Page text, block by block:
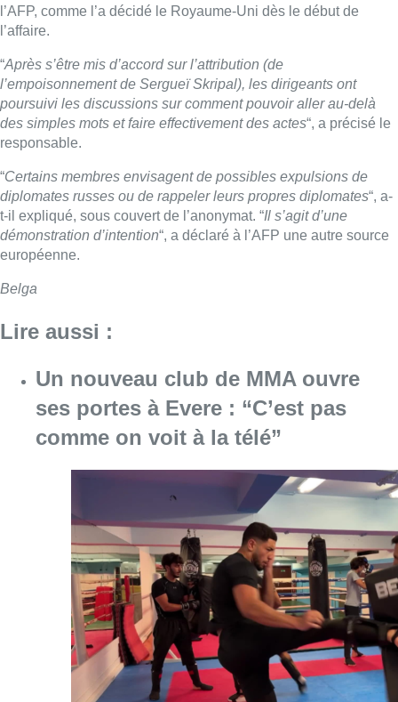
l’AFP, comme l’a décidé le Royaume-Uni dès le début de
l’affaire.
“Après s’être mis d’accord sur l’attribution (de
l’empoisonnement de Sergueï Skripal), les dirigeants ont
poursuivi les discussions sur comment pouvoir aller au-delà
des simples mots et faire effectivement des actes“, a précisé le
responsable.
“Certains membres envisagent de possibles expulsions de
diplomates russes ou de rappeler leurs propres diplomates“, a-
t-il expliqué, sous couvert de l’anonymat. “Il s’agit d’une
démonstration d’intention“, a déclaré à l’AFP une autre source
européenne.
Belga
Lire aussi :
Un nouveau club de MMA ouvre
ses portes à Evere : “C’est pas
comme on voit à la télé”